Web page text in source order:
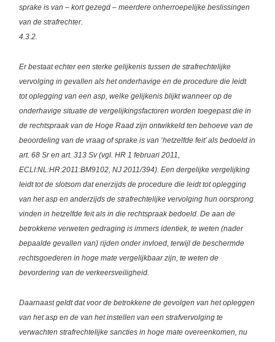
sprake is van – kort gezegd – meerdere onherroepelijke beslissingen
van de strafrechter.
4.3.2.
Er bestaat echter een sterke gelijkenis tussen de strafrechtelijke
vervolging in gevallen als het onderhavige en de procedure die leidt
tot oplegging van een asp, welke gelijkenis blijkt wanneer op de
onderhavige situatie de vergelijkingsfactoren worden toegepast die in
de rechtspraak van de Hoge Raad zijn ontwikkeld ten behoeve van de
beoordeling van de vraag of sprake is van ‘hetzelfde feit’ als bedoeld in
art. 68 Sr en art. 313 Sv (vgl. HR 1 februari 2011,
ECLI:NL:HR:2011:BM9102, NJ 2011/394). Een dergelijke vergelijking
leidt tot de slotsom dat enerzijds de procedure die leidt tot oplegging
van het asp en anderzijds de strafrechtelijke vervolging hun oorsprong
vinden in hetzelfde feit als in die rechtspraak bedoeld. De aan de
betrokkene verweten gedraging is immers identiek, te weten (nader
bepaalde gevallen van) rijden onder invloed, terwijl de beschermde
rechtsgoederen in hoge mate vergelijkbaar zijn, te weten de
bevordering van de verkeersveiligheid.
Daarnaast geldt dat voor de betrokkene de gevolgen van het opleggen
van het asp en de van het instellen van een strafvervolging te
verwachten strafrechtelijke sancties in hoge mate overeenkomen, nu